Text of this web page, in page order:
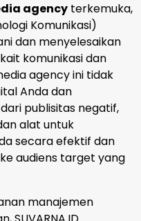
agency terkemuka,
Komunikasi)
dan menyelesaikan
komunikasi dan
agency ini tidak
Anda dan
publisitas negatif,
alat untuk
secara efektif dan
audiens target yang
manajemen